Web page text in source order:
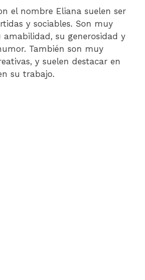
el nombre Eliana suelen ser
y sociables. Son muy
amabilidad, su generosidad y
También son muy
y suelen destacar en
su trabajo.